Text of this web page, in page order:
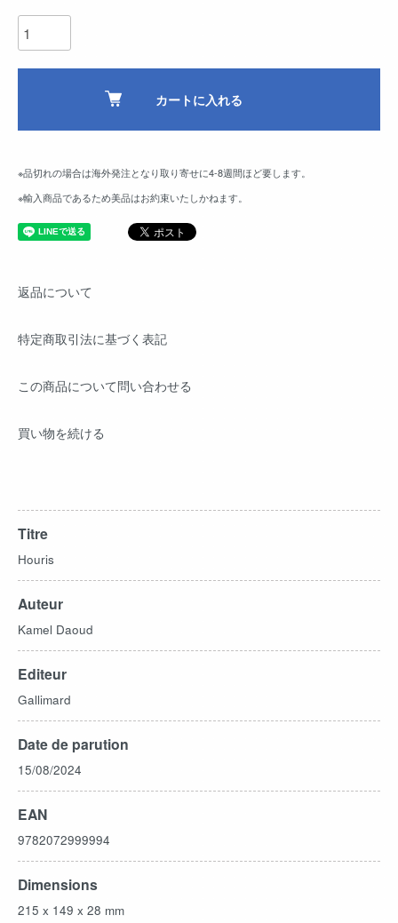
カートに入れる
※品切れの場合は海外発注となり取り寄せに4-8週間ほど要します。
※輸入商品であるため美品はお約束いたしかねます。
返品について
特定商取引法に基づく表記
この商品について問い合わせる
買い物を続ける
Titre
Houris
Auteur
Kamel Daoud
Editeur
Gallimard
Date de parution
15/08/2024
EAN
9782072999994
Dimensions
215 x 149 x 28 mm